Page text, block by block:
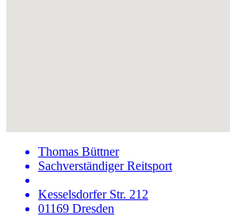
Thomas Büttner
Sachverständiger Reitsport
Kesselsdorfer Str. 212
01169 Dresden